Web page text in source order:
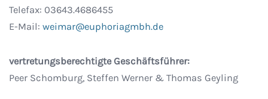
Telefax: 03643.4686455
E-Mail: weimar@euphoriagmbh.de
vertretungsberechtigte Geschäftsführer:
Peer Schomburg, Steffen Werner & Thomas Geyling